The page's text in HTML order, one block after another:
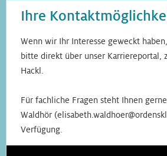
Ihre
Wenn wir Ihr Interesse geweckt
bitte direkt über unser Karriereportal,
Hackl.
Für fachliche Fragen steht Ihnen
Waldhör
Verfügung.